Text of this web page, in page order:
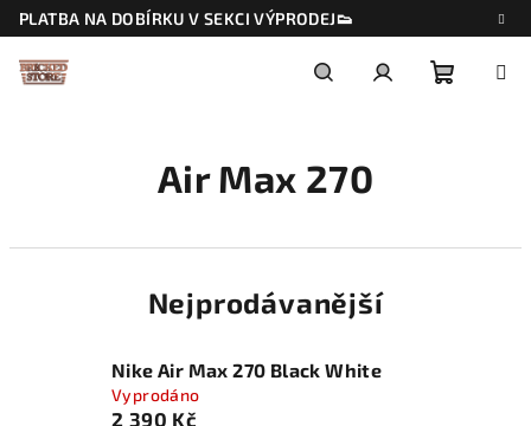
Přejít
na
obsah
PLATBA NA DOBÍRKU V SEKCI VÝPRODEJ👟
Air Max 270
Nejprodávanější
Nike Air Max 270 Black White
Vyprodáno
2 390 Kč